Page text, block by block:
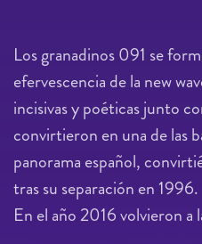
Los granadinos 091 se
efervescencia de la new
incisivas y poéticas junto
convirtieron en una de las
panorama español,
tras su separación en 1996.
En el año 2016 volvieron a